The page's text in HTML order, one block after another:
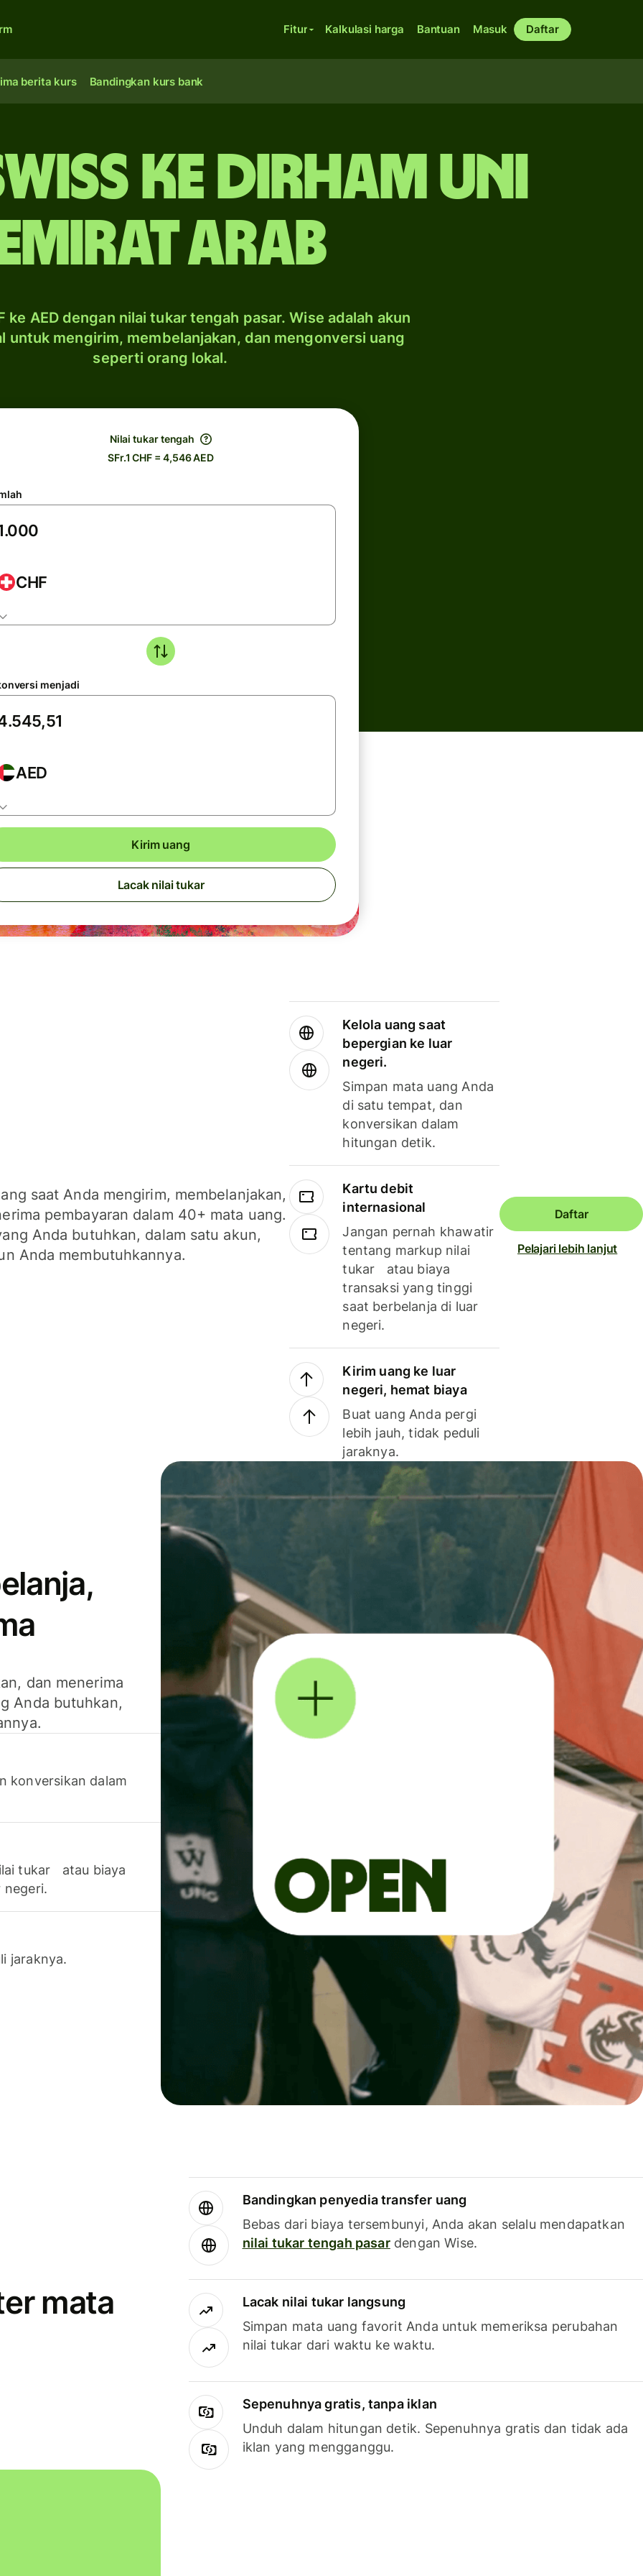
Fitur Kalkulasi harga Bantuan Masuk Daftar
berita kurs Bandingkan kurs bank
ke dirham Uni
Arab
ke AED dengan nilai tukar tengah pasar. Wise adalah akun
untuk mengirim, membelanjakan, dan mengonversi uang
seperti orang lokal.
Nilai tukar tengah
SFr.1 CHF = 4,546 AED
CHF
menjadi
AED
Kirim uang
Lacak nilai tukar
saat Anda mengirim, membelanjakan,
pembayaran dalam 40+ mata uang.
Anda butuhkan, dalam satu akun,
Anda membutuhkannya.
Kelola uang saat
bepergian ke luar
negeri.
Simpan mata uang Anda
di satu tempat, dan
konversikan dalam
hitungan detik.
Kartu debit
internasional
Jangan pernah khawatir
tentang markup nilai
tukar atau biaya
transaksi yang tinggi
saat berbelanja di luar
negeri.
Kirim uang ke luar
negeri, hemat biaya
Buat uang Anda pergi
lebih jauh, tidak peduli
jaraknya.
Daftar
Pelajari lebih lanjut
dan menerima
Anda butuhkan,
konversikan dalam
tukar atau biaya
negeri.
jaraknya.
mata
Bandingkan penyedia transfer uang
Bebas dari biaya tersembunyi, Anda akan selalu mendapatkan
nilai tukar tengah pasardengan Wise.
Lacak nilai tukar langsung
Simpan mata uang favorit Anda untuk memeriksa perubahan
nilai tukar dari waktu ke waktu.
Sepenuhnya gratis, tanpa iklan
Unduh dalam hitungan detik. Sepenuhnya gratis dan tidak ada
iklan yang mengganggu.